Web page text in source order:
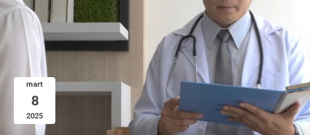
mart
8
2025